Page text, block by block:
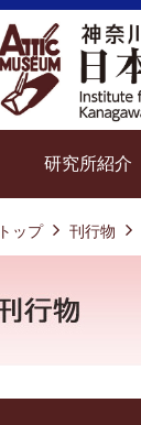
研究所紹介
トップ 刊行物